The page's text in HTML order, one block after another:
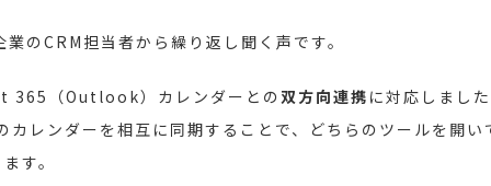
CRM担当者から繰り返し聞く声です。
（Outlook）カレンダーとの 双方向連携 に対応しまし
レンダーを相互に同期することで、どちらのツールを開い
す。